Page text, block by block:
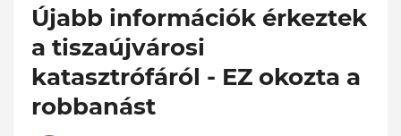
Újabb információk érkeztek
a tiszaújvárosi
katasztrófáról - EZ okozta a
robbanást